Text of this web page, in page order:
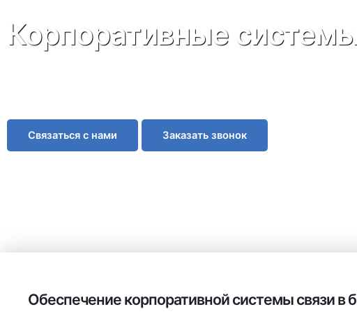
Корпоративные
Связаться с нами Заказать звонок
Обеспечение корпоративной системы связи в